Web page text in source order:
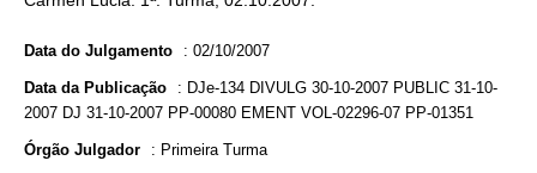
Data do Julgamento : 02/10/2007
Data da Publicação : DJe-134 DIVULG 30-10-2007 PUBLIC 31-10-
2007 DJ 31-10-2007 PP-00080 EMENT VOL-02296-07 PP-01351
Órgão Julgador : Primeira Turma